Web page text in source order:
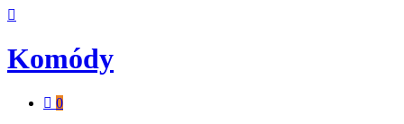
Komódy
0